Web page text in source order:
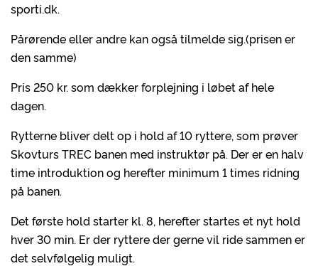
sporti.dk.
Pårørende eller andre kan også tilmelde sig.(prisen er
den samme)
Pris 250 kr. som dækker forplejning i løbet af hele
dagen.
Rytterne bliver delt op i hold af 10 ryttere, som prøver
Skovturs TREC banen med instruktør på. Der er en halv
time introduktion og herefter minimum 1 times ridning
på banen.
Det første hold starter kl. 8, herefter startes et nyt hold
hver 30 min. Er der ryttere der gerne vil ride sammen er
det selvfølgelig muligt.